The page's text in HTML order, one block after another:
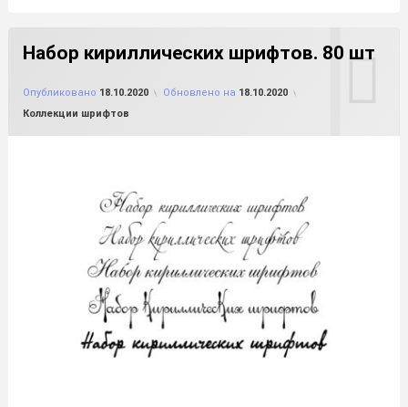
Набор кириллических шрифтов. 80 шт
Опубликовано 18.10.2020 Обновлено на 18.10.2020
Рубрики:
Коллекции шрифтов